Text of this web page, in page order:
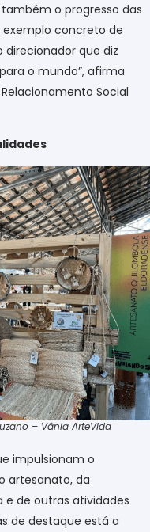
o progresso das
exemplo concreto de
que diz
o mundo”, afirma
Social
– Vânia ArteVida
impulsionam o
artesanato, da
de outras atividades
de destaque está a